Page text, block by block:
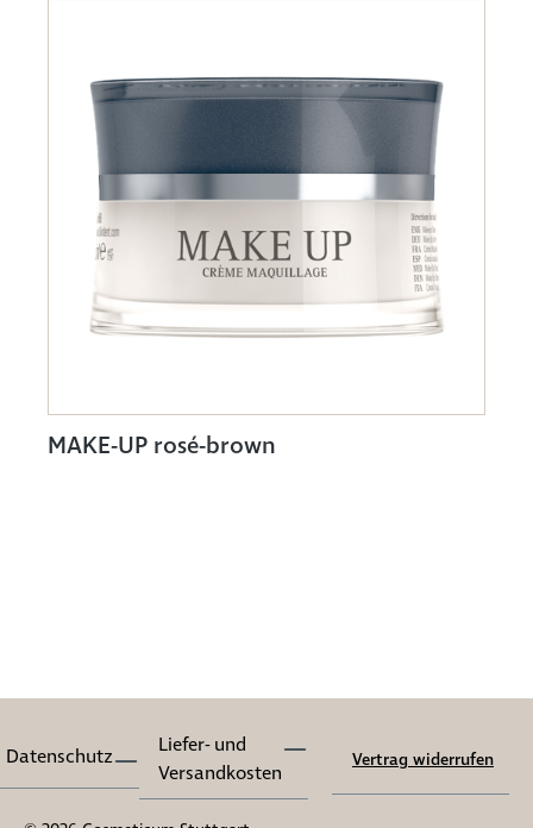
MAKE-UP rosé-brown
Datenschutz
Liefer- und
Versandkosten
Vertrag widerrufen